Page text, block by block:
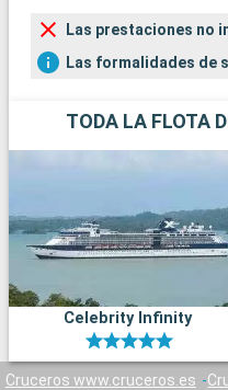
Las prestaciones no
Las formalidades de
TODA LA FLOTA
Celebrity Infinity
Cruceros www.cruceros.es